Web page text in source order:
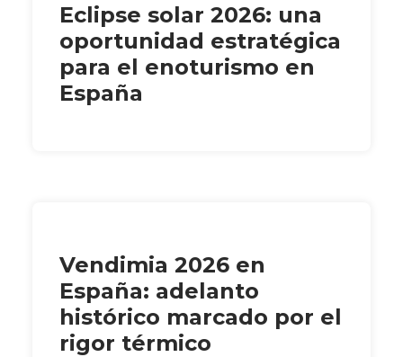
Eclipse solar 2026: una
oportunidad estratégica
para el enoturismo en
España
Vendimia 2026 en
España: adelanto
histórico marcado por el
rigor térmico